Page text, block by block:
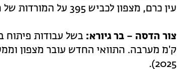
עין כרם, מצפון לכביש 395 על המורדות של הר חרת.
צור הדסה – בר גיורא:
ק'מ מערבה. התוואי החדש עובר מצפון
2025).